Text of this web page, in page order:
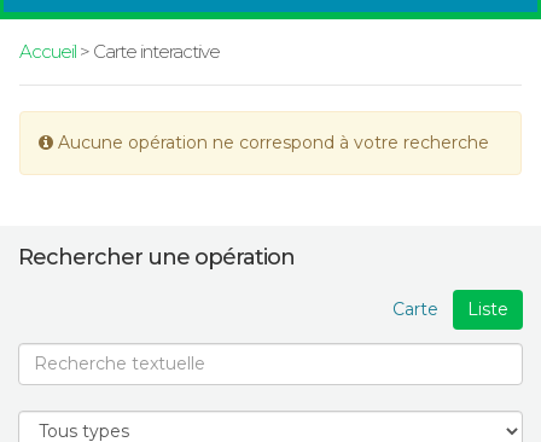
Accueil> Carte interactive
Aucune opération ne correspond à votre recherche
Rechercher une opération
Liste
Carte